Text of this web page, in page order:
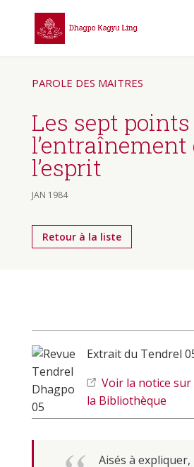
PAROLE DES MAITRES
Les sept points
l’entraînement
l’esprit
JAN 1984
Retour à la liste
Extrait du Tendrel
Voir la notice
la Bibliothèque
Aisés à